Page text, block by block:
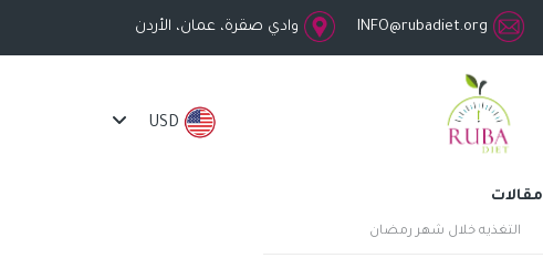
INFO@rubadiet.org وادي صقرة، عمان، الأردن
USD
مقالات
التغذيه خلال شهر رمضان